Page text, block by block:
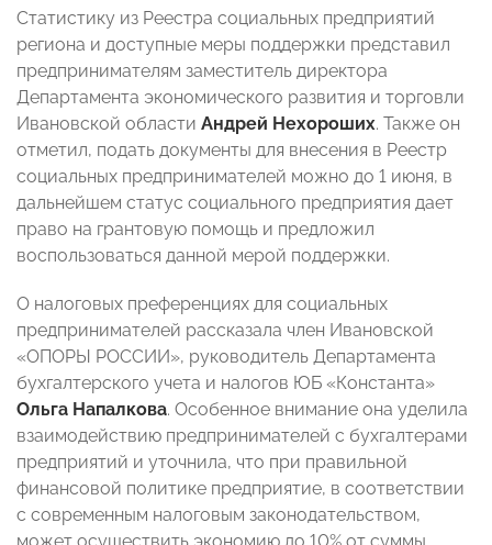
Статистику из Реестра социальных предприятий
региона и доступные меры поддержки представил
предпринимателям заместитель директора
Департамента экономического развития и торговли
Ивановской области Андрей Нехороших. Также он
отметил, подать документы для внесения в Реестр
социальных предпринимателей можно до 1 июня, в
дальнейшем статус социального предприятия дает
право на грантовую помощь и предложил
воспользоваться данной мерой поддержки.
О налоговых преференциях для социальных
предпринимателей рассказала член Ивановской
«ОПОРЫ РОССИИ», руководитель Департамента
бухгалтерского учета и налогов ЮБ «Константа»
Ольга Напалкова. Особенное внимание она уделила
взаимодействию предпринимателей с бухгалтерами
предприятий и уточнила, что при правильной
финансовой политике предприятие, в соответствии
с современным налоговым законодательством,